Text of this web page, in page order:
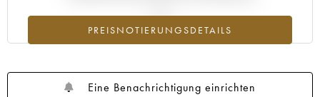
PREISNOTIERUNGSDETAILS
Eine Benachrichtigung einrichten